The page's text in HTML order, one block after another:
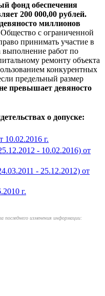
фонд обеспечения
200 000,00 рублей.
миллионов
с ограниченной
принимать участие в
выполнение работ по
ремонту объекта
конкурентных
предельный размер
превышает девяносто
о допуске:
10.02.2016 г.
- 10.02.2016) от
- 25.12.2012) от
г.
изменения информации: